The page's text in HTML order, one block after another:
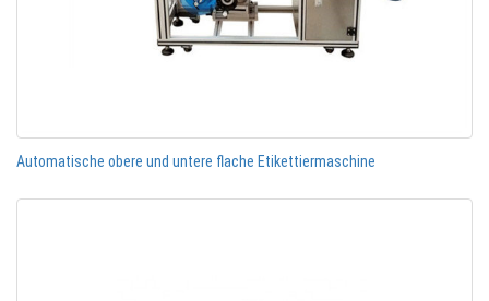
Automatische obere und untere flache Etikettiermaschine